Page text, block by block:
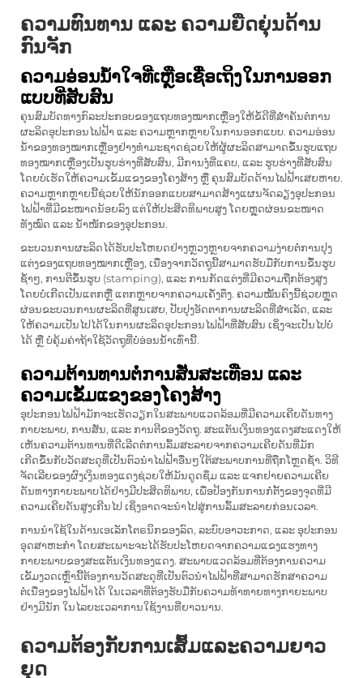
ຄວາມທົນທານ ແລະ ຄວາມຍືດຍຸ່ນດ້ານ
ກົນຈັກ
ຄວາມອ່ອນນ້ຳໃຈທີ່ເຫຼືອເຊື່ອເຖິງໃນການອອກ
ແບບທີ່ສັບສົນ
ຄຸນສົມບັດທາງກົລະປະກອບຂອງແຖບທອງໝາກເຫຼືອງໃຫ້ຂໍ້ດີທີ່ສຳຄັນຕໍ່ການ
ຜະລິດອຸປະກອນໄຟຟ້າ ແລະ ຄວາມຫຼາກຫຼາຍໃນການອອກແບບ. ຄວາມອ່ອນ
ນ້ຳຂອງທອງໝາກເຫຼືອງຢ່າງທຳມະຊາດຊ່ວຍໃຫ້ຜູ້ຜະລິດສາມາດຂຶ້ນຮູບແຖບ
ທອງໝາກເຫຼືອງເປັນຮູບຮ່າງທີ່ສັບສົນ, ມີການງໍ່ທີ່ແຄບ, ແລະ ຮູບຮ່າງທີ່ສັບສົນ
ໂດຍບໍ່ເຮັດໃຫ້ຄວາມເຂັ້ມແຂງຂອງໂຄງສ້າງ ຫຼື ຄຸນສົມບັດດ້ານໄຟຟ້າເສຍຫາຍ.
ຄວາມຫຼາກຫຼາຍນີ້ຊ່ວຍໃຫ້ນັກອອກແບບສາມາດສ້າງແຜນຈັດລຽງອຸປະກອນ
ໄຟຟ້າທີ່ມີຂະໜາດນ້ອຍລົງ ແຕ່ໃຫ້ປະສິດທິພາບສູງ ໂດຍຫຼຸດຜ່ອນຂະໜາດ
ທັງໝົດ ແລະ ນ້ຳໜັກຂອງອຸປະກອນ.
ຂະບວນການຜະລິດໄດ້ຮັບປະໂຫຍດຢ່າງຫຼວງຫຼາຍຈາກຄວາມງ່າຍຕໍ່ການປຸງ
ແຕ່ງຂອງແຖບທອງໝາກເຫຼືອງ, ເນື່ອງຈາກວັດຖຸນີ້ສາມາດຮັບມືກັບການຂຶ້ນຮູບ
ຊ້ຳໆ, ການຕີຂຶ້ນຮູບ (stamping), ແລະ ການກັດແຕ່ງທີ່ມີຄວາມຖືກຕ້ອງສູງ
ໂດຍບໍ່ເກີດເປັນແຕກຫຼື ແຕກຫຼາຍຈາກຄວາມເຄັ່ງຕຶງ. ຄວາມໝັ້ນຄົງນີ້ຊ່ວຍຫຼຸດ
ຜ່ອນຂະບວນການຜະລິດທີ່ສູນເສຍ, ປັບປຸງອັດຕາການຜະລິດທີ່ສຳເລັດ, ແລະ
ໃຫ້ຄວາມເປັນໄປໄດ້ໃນການຜະລິດອຸປະກອນໄຟຟ້າທີ່ສັບສົນ ເຊິ່ງຈະເປັນໄປບໍ່
ໄດ້ ຫຼື ບໍ່ຄຸ້ມຄ່າຖ້າໃຊ້ວັດຖຸທີ່ບໍ່ອ່ອນນ້ຳເທົ່ານີ້.
ຄວາມຕ້ານທານຕໍ່ການສັ່ນສະເທືອນ ແລະ
ຄວາມເຂັ້ມແຂງຂອງໂຄງສ້າງ
ອຸປະກອນໄຟຟ້າມັກຈະເຮັດວຽກໃນສະພາບແວດລ້ອມທີ່ມີຄວາມເຄີຍດັນທາງ
ກາຍະພາບ, ການສັ່ນ, ແລະ ການຕີຂອງວັດຖຸ. ສະແຕັນເງິນທອງແດງສະແດງໃຫ້
ເຫັນຄວາມຕ້ານທານທີ່ດີເລີດຕໍ່ການລົ້ມສະລາຍຈາກຄວາມເຄີຍດັນທີ່ມັກ
ເກີດຂຶ້ນກັບວັດສະດຸທີ່ເປັນຕົວນຳໄຟຟ້າອື່ນໆໃຕ້ສະພາບການທີ່ຖືກໂຫຼດຊ້ຳ. ວິທີ
ຈັດເລີຍຂອງຜົງເງິນທອງແດງຊ່ວຍໃຫ້ມັນດູດຊຶມ ແລະ ແຈກຢາຍຄວາມເຄີຍ
ດັນທາງກາຍະພາບໄດ້ຢ່າງມີປະສິດທິພາບ, ເພື່ອປ້ອງກັນການກໍ່ຕັ້ງຂອງຈຸດທີ່ມີ
ຄວາມເຄີຍດັນສູງເກີນໄປ ເຊິ່ງອາດຈະນຳໄປສູ່ການລົ້ມສະລາຍກ່ອນເວລາ.
ການນຳໃຊ້ໃນດ້ານເອເລັກໂຕຣນິກຂອງລົດ, ລະບົບອາວະກາດ, ແລະ ອຸປະກອນ
ອຸດສາຫະກຳ ໂດຍສະເພາະຈະໄດ້ຮັບປະໂຫຍດຈາກຄວາມແຂງແຮງທາງ
ກາຍະພາບຂອງສະແຕັນເງິນທອງແດງ. ສະພາບແວດລ້ອມທີ່ຕ້ອງການຄວາມ
ເຂັ້ມງວດເຫຼົ່ານີ້ຕ້ອງການວັດສະດຸທີ່ເປັນຕົວນຳໄຟຟ້າທີ່ສາມາດຮັກສາຄວາມ
ຕໍ່ເນື່ອງຂອງໄຟຟ້າໄດ້ ໃນເວລາທີ່ຕ້ອງຮັບມືກັບຄວາມທ້າທາຍທາງກາຍະພາບ
ຢ່າງມີນັກ ໃນໄລຍະເວລາການໃຊ້ງານທີ່ຍາວນານ.
ຄວາມຕ້ອງກັບການເສົ້ມແລະຄວາມຍາວ
ຍຸດ